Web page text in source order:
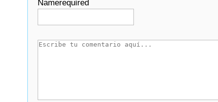
Namerequired